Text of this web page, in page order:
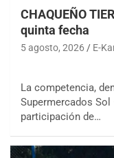
CHAQUEÑO
quinta fecha
5 agosto, 2026 E-
La competencia,
Supermercados
participación de…